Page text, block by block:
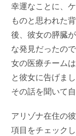
幸運なことに、
ものと思われた
後、彼女の膵臓
な発見だったの
女の医療チーム
と彼女に告げま
その話を聞いて
アリゾナ在住の
項目をチェック